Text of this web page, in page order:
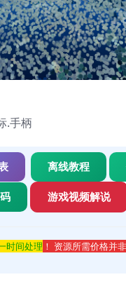
.手柄
离线教程
游戏视频解说
时间处理 ！ 资源所需价格并